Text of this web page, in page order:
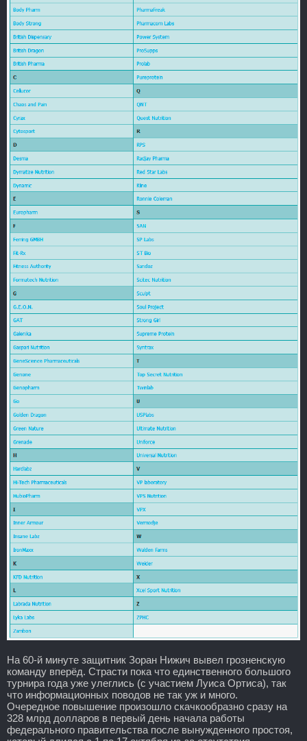
На 60-й минуте защитник Зоран Нижич вывел грозненскую
команду вперёд. Страсти пока что единственного большого
турнира года уже улеглись (с участием Луиса Ортиса), так
что информационных поводов не так уж и много.
Очередное повышение произошло скачкообразно сразу на
328 млрд долларов в первый день начала работы
федерального правительства после вынужденного простоя,